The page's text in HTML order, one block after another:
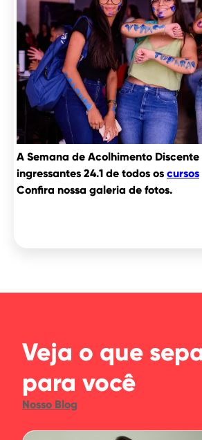
A Semana de Acolhimento
ingressantes 24.1 de todos os cursos
Confira nossa galeria de fotos.
Veja o que
para você
Nosso Blog